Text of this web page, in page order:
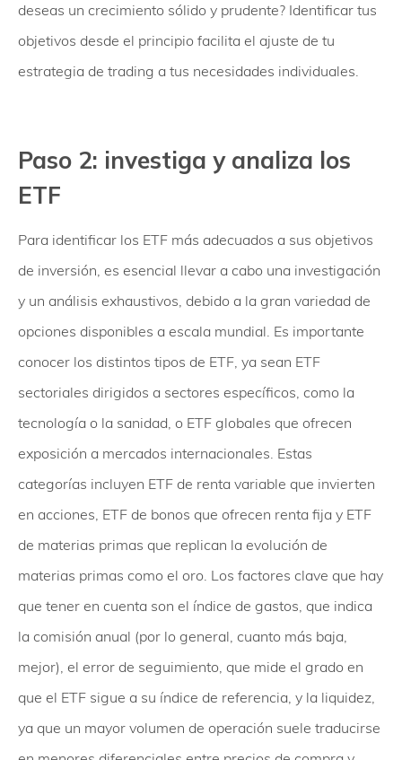
deseas un crecimiento sólido y prudente? Identificar tus
objetivos desde el principio facilita el ajuste de tu
estrategia de trading a tus necesidades individuales.
Paso 2: investiga y analiza los
ETF
Para identificar los ETF más adecuados a sus objetivos
de inversión, es esencial llevar a cabo una investigación
y un análisis exhaustivos, debido a la gran variedad de
opciones disponibles a escala mundial. Es importante
conocer los distintos tipos de ETF, ya sean ETF
sectoriales dirigidos a sectores específicos, como la
tecnología o la sanidad, o ETF globales que ofrecen
exposición a mercados internacionales. Estas
categorías incluyen ETF de renta variable que invierten
en acciones, ETF de bonos que ofrecen renta fija y ETF
de materias primas que replican la evolución de
materias primas como el oro. Los factores clave que hay
que tener en cuenta son el índice de gastos, que indica
la comisión anual (por lo general, cuanto más baja,
mejor), el error de seguimiento, que mide el grado en
que el ETF sigue a su índice de referencia, y la liquidez,
ya que un mayor volumen de operación suele traducirse